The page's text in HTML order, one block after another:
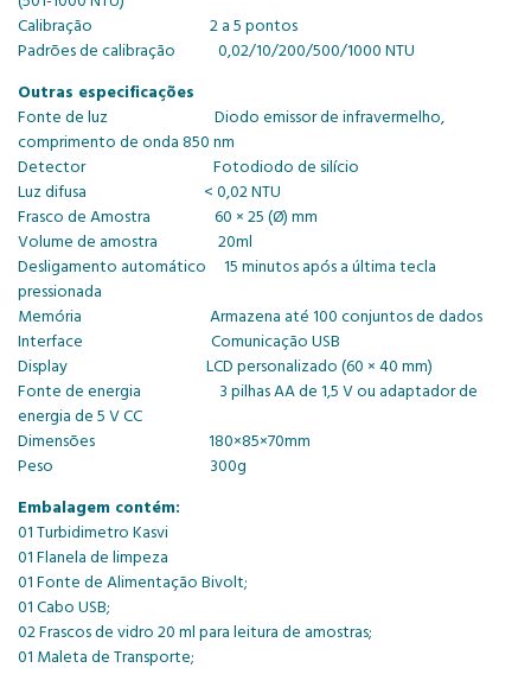
Calibração 2 a 5 pontos
Padrões de calibração 0,02/10/200/500/1000 NTU
Outras especificações
Fonte de luz Diodo emissor de infravermelho,
comprimento de onda 850 nm
Detector Fotodiodo de silício
Luz difusa < 0,02 NTU
Frasco de Amostra 60 × 25 (Ø) mm
Volume de amostra 20ml
Desligamento automático 15 minutos após a última tecla
pressionada
Memória Armazena até 100 conjuntos de dados
Interface Comunicação USB
Display LCD personalizado (60 × 40 mm)
Fonte de energia 3 pilhas AA de 1,5 V ou adaptador de
energia de 5 V CC
Dimensões 180×85×70mm
Peso 300g
Embalagem contém:
01 Turbidimetro Kasvi
01 Flanela de limpeza
01 Fonte de Alimentação Bivolt;
01 Cabo USB;
02 Frascos de vidro 20 ml para leitura de amostras;
01 Maleta de Transporte;